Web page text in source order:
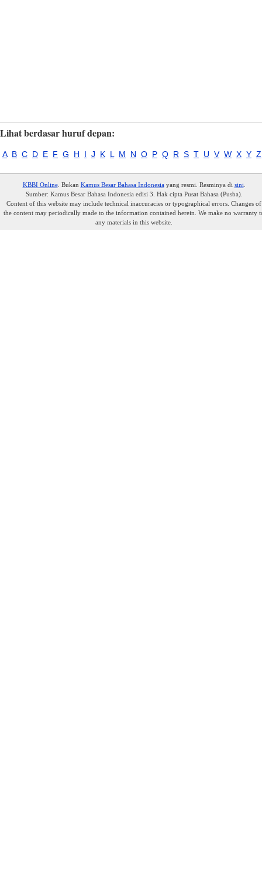
Lihat berdasar huruf depan:
A B C D E F G H I J K L M N O P Q R S T U V W X Y Z
KBBI Online. Bukan Kamus Besar Bahasa Indonesiayang resmi. Resminya di sini
Sumber: Kamus Besar Bahasa Indonesia edisi 3. Hak cipta Pusat Bahasa (Pusba).
Content of this website may include technical inaccuracies or typographical errors. Changes of
the content may periodically made to the information contained herein. We make no warranty
any materials in this website.